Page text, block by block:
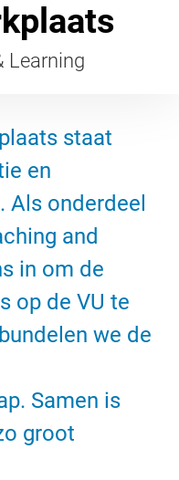
Learning
staat
en
Als onderdeel
and
in om de
op de VU te
we de
Samen is
groot